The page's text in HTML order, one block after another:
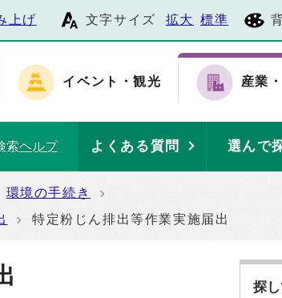
上げ 文字サイズ 拡大 標準
イベント・観光 産業
索ヘルプ よくある質問 選んで
環境の手続き
特定粉じん排出等作業実施届出
探